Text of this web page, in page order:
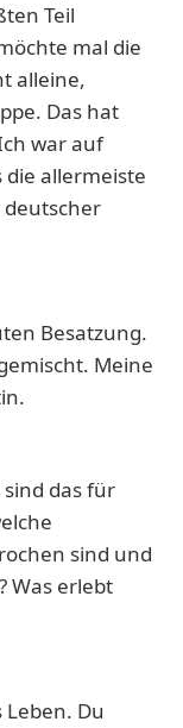
Teil
mal die
alleine,
Das hat
war auf
allermeiste
Besatzung.
Meine
das für
sind und
Was erlebt
Leben. Du